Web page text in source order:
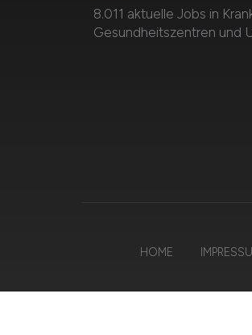
8.011 aktuelle Jobs in
Gesundheitszentren und
HOME